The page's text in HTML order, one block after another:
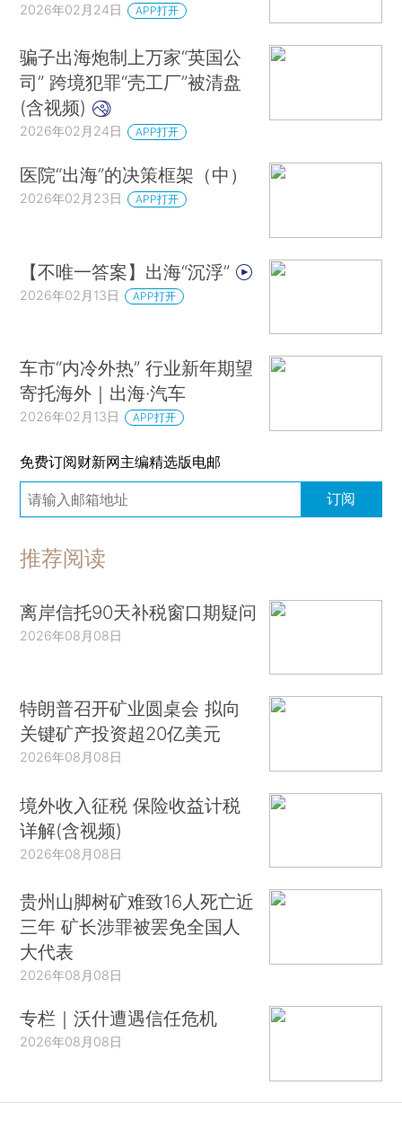
2026年02月24日 APP打开
骗子出海炮制上万家“英国公
司” 跨境犯罪“壳工厂”被清盘
(含视频)
2026年02月24日 APP打开
医院“出海”的决策框架（中）
2026年02月23日 APP打开
【不唯一答案】出海“沉浮”
2026年02月13日 APP打开
车市“内冷外热” 行业新年期望
寄托海外｜出海·汽车
2026年02月13日 APP打开
免费订阅财新网主编精选版电邮
订阅
推荐阅读
离岸信托90天补税窗口期疑问
2026年08月08日
特朗普召开矿业圆桌会 拟向
关键矿产投资超20亿美元
2026年08月08日
境外收入征税 保险收益计税
详解(含视频)
2026年08月08日
贵州山脚树矿难致16人死亡近
三年 矿长涉罪被罢免全国人
大代表
2026年08月08日
专栏｜沃什遭遇信任危机
2026年08月08日